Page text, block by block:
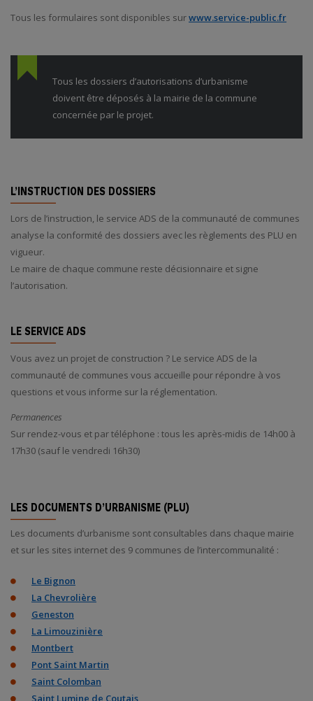
Tous les formulaires sont disponibles surwww.service-public.fr
Tous les dossiers d’autorisations d’urbanisme
doivent être déposés à la mairie de la commune
concernée par le projet.
L’INSTRUCTION DES DOSSIERS
Lors de l’instruction, le service ADS de la communauté de communes
analyse la conformité des dossiers avec les règlements des PLU en
vigueur.
Le maire de chaque commune reste décisionnaire et signe
l’autorisation.
LE SERVICE ADS
Vous avez un projet de construction ? Le service ADS de la
communauté de communes vous accueille pour répondre à vos
questions et vous informe sur la réglementation.
Permanences
Sur rendez-vous et par téléphone : tous les après-midis de 14h00 à
17h30 (sauf le vendredi 16h30)
LES DOCUMENTS D’URBANISME (PLU)
Les documents d’urbanisme sont consultables dans chaque mairie
et sur les sites internet des 9 communes de l’intercommunalité :
Le Bignon
La Chevrolière
Geneston
La Limouzinière
Montbert
Pont Saint Martin
Saint Colomban
Saint Lumine de Coutais